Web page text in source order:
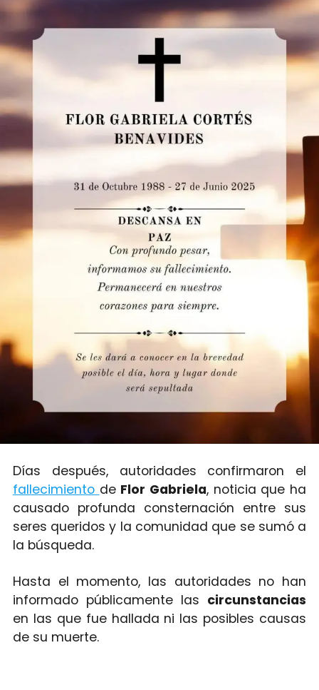
Días después, autoridades confirmaron el
fallecimiento de Flor Gabriela, noticia que ha
causado profunda consternación entre sus
seres queridos y la comunidad que se sumó a
la búsqueda.
Hasta el momento, las autoridades no han
informado públicamente las circunstancias
en las que fue hallada ni las posibles causas
de su muerte.